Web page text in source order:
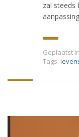
zal steeds
Geplaatst
Tags: